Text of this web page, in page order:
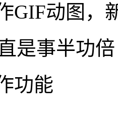
GIF动图，
是事半功倍
功能